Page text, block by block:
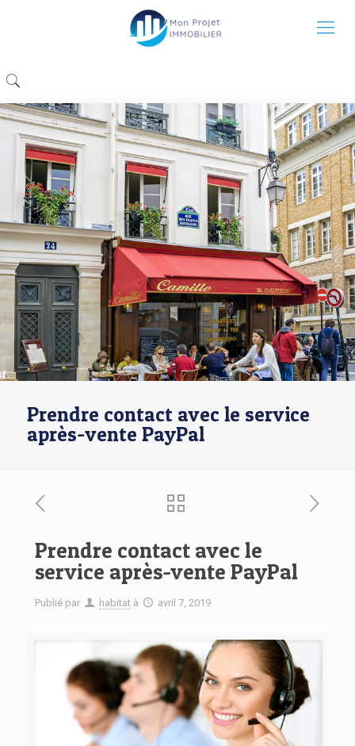
Prendre contact avec le service
après-vente PayPal
Prendre contact avec le
service après-vente PayPal
Publié par habitat à avril 7, 2019